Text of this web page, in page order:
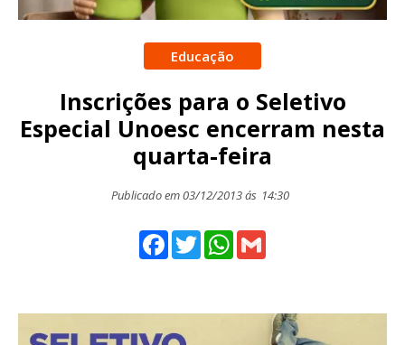
Educação
Inscrições para o Seletivo
Especial Unoesc encerram nesta
quarta-feira
Publicado em 03/12/2013 ás 14:30
Facebook
TwitterWhatsApp